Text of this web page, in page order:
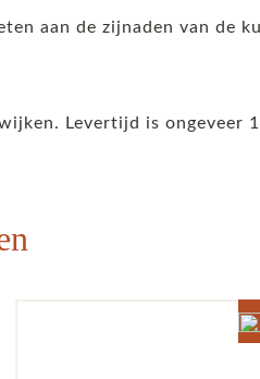
aan de zijnaden van de
Levertijd is ongeveer